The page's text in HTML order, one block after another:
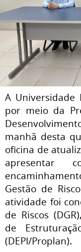
A Universidade
por meio da
manhã desta
oficina de
apresentar
Gestão de
atividade foi
de Riscos
de
(DEPI/Proplan).